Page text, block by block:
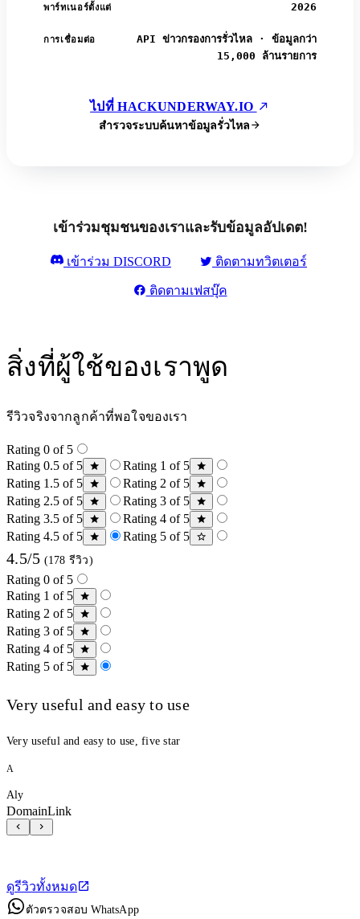
พาร์ทเนอร์ตั้งแต่ 2026
การเชื่อมต่อ
API ข่าวกรองการรั่วไหล · ข้อมูลกว่า
15,000 ล้านรายการ
ไปที่ HACKUNDERWAY.IO
สำรวจระบบค้นหาข้อมูลรั่วไหล
เข้าร่วมชุมชนของเราและรับข้อมูลอัปเดต!
เข้าร่วม DISCORD ติดตามทวิตเตอร์
ติดตามเฟสบุ๊ค
สิ่งที่ผู้ใช้ของเราพูด
รีวิวจริงจากลูกค้าที่พอใจของเรา
Rating 0 of 5
Rating 0.5 of 5
Rating 1 of 5
Rating 1.5 of 5
Rating 2 of 5
Rating 2.5 of 5
Rating 3 of 5
Rating 3.5 of 5
Rating 4 of 5
Rating 4.5 of 5
Rating 5 of 5
4.5/5 (178 รีวิว)
Rating 0 of 5
Rating 1 of 5
Rating 2 of 5
Rating 3 of 5
Rating 4 of 5
Rating 5 of 5
Very useful and easy to use
Very useful and easy to use, five star
A
Aly
DomainLink
ดูรีวิวทั้งหมด
ตัวตรวจสอบ WhatsApp